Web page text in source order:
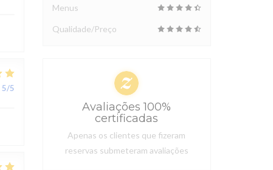
5/5
Menus
Qualidade/Preço
Avaliações 100%
certificadas
Apenas os clientes que fizeram
reservas submeteram avaliações